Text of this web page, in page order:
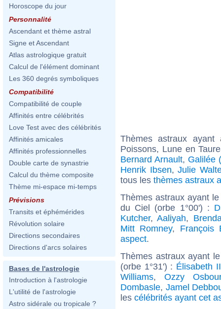
Horoscope du jour
Personnalité
Ascendant et thème astral
Signe et Ascendant
Atlas astrologique gratuit
Calcul de l'élément dominant
Les 360 degrés symboliques
Compatibilité
Compatibilité de couple
Affinités entre célébrités
Love Test avec des célébrités
Affinités amicales
Affinités professionnelles
Double carte de synastrie
Calcul du thème composite
Thème mi-espace mi-temps
Prévisions
Transits et éphémérides
Révolution solaire
Directions secondaires
Directions d'arcs solaires
Bases de l'astrologie
Introduction à l'astrologie
L'utilité de l'astrologie
Astro sidérale ou tropicale ?
Thèmes astraux
Poissons, Lune en
Bernard Arnault, Galilée
Henrik Ibsen, Julie
tous les thèmes astraux
Thèmes astraux ayant
du Ciel (orbe 1°00') :
Kutcher,Aaliyah,
Mitt Romney, François
aspect.
Thèmes astraux ayant
(orbe 1°31') : Élisabeth
Williams,Ozzy
Dombasle, Jamel
les célébrités ayant cet